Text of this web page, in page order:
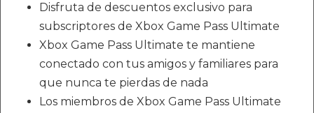
Disfruta de descuentos exclusivo para
subscriptores de Xbox Game Pass Ultimate
Xbox Game Pass Ultimate te mantiene
conectado con tus amigos y familiares para
que nunca te pierdas de nada
Los miembros de Xbox Game Pass Ultimate